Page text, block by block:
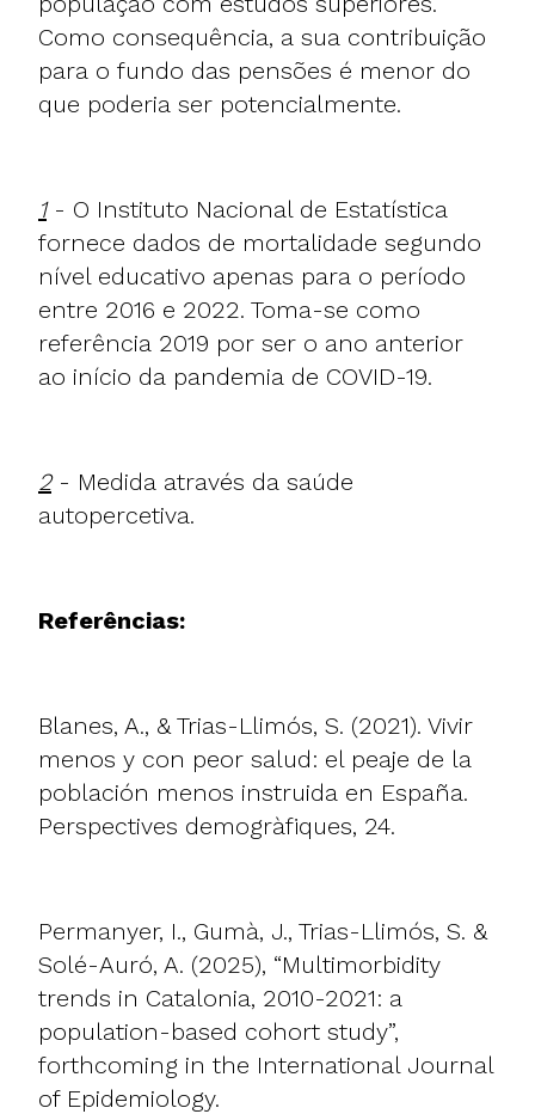
Como consequência, a sua contribuição
para o fundo das pensões é menor do
que poderia ser potencialmente.
1- O Instituto Nacional de Estatística
fornece dados de mortalidade segundo
nível educativo apenas para o período
entre 2016 e 2022. Toma-se como
referência 2019 por ser o ano anterior
ao início da pandemia de COVID-19.
2- Medida através da saúde
autopercetiva.
Referências:
Blanes, A., & Trias-Llimós, S. (2021). Vivir
menos y con peor salud: el peaje de la
población menos instruida en España.
Perspectives demogràfiques, 24.
Permanyer, I., Gumà, J., Trias-Llimós, S. &
Solé-Auró, A. (2025), “Multimorbidity
trends in Catalonia, 2010-2021: a
population-based cohort study”,
forthcoming in the International Journal
of Epidemiology.